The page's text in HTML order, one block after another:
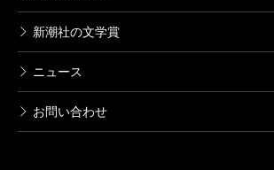
新潮社の文学賞
ニュース
お問い合わせ